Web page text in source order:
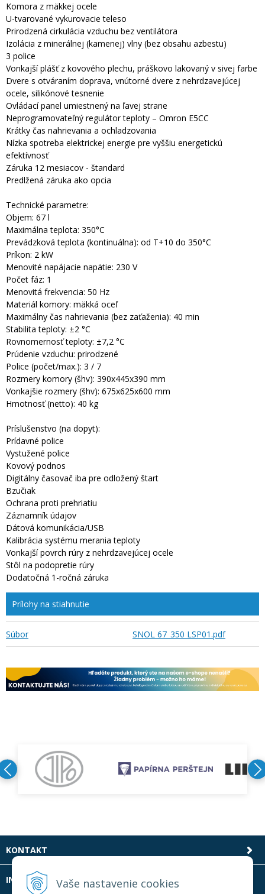
Vaše nastavenie cookies
Komora z mäkkej ocele
U-tvarované vykurovacie teleso
Prirodzená cirkulácia vzduchu bez ventilátora
Izolácia z minerálnej (kamenej) vlny (bez obsahu azbestu)
3 police
Vonkajší plášť z kovového plechu, práškovo lakovaný v sivej farbe
Dvere s otváraním doprava, vnútorné dvere z nehrdzavejúcej
ocele, silikónové tesnenie
Ovládací panel umiestnený na ľavej strane
Neprogramovateľný regulátor teploty – Omron E5CC
Krátky čas nahrievania a ochladzovania
Nízka spotreba elektrickej energie pre vyššiu energetickú
efektívnosť
Záruka 12 mesiacov - štandard
Predlžená záruka ako opcia
Technické parametre:
Objem: 67 l
Maximálna teplota: 350°C
Prevádzková teplota (kontinuálna): od T+10 do 350°C
Príkon: 2 kW
Menovité napájacie napätie: 230 V
Počet fáz: 1
Menovitá frekvencia: 50 Hz
Materiál komory: mäkká oceľ
Maximálny čas nahrievania (bez zaťaženia): 40 min
Stabilita teploty: ±2 °C
Rovnomernosť teploty: ±7,2 °C
Prúdenie vzduchu: prirodzené
Police (počet/max.): 3 / 7
Rozmery komory (šhv): 390x445x390 mm
Vonkajšie rozmery (šhv): 675x625x600 mm
Hmotnosť (netto): 40 kg
Príslušenstvo (na dopyt):
Prídavné police
Vystužené police
Kovový podnos
Digitálny časovač iba pre odložený štart
Bzučiak
Ochrana proti prehriatiu
Záznamník údajov
Dátová komunikácia/USB
Kalibrácia systému merania teploty
Vonkajší povrch rúry z nehrdzavejúcej ocele
Stôl na podopretie rúry
Dodatočná 1-ročná záruka
Prílohy na stiahnutie
Súbor SNOL 67_350 LSP01.pdf
KONTAKT
INFOLINKA